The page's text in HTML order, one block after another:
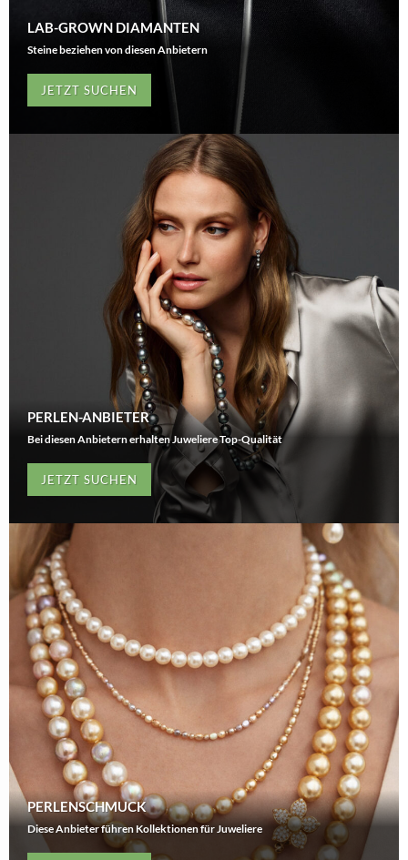
LAB-GROWN DIAMANTEN
Steine beziehen von diesen Anbietern
JETZT SUCHEN
PERLEN-ANBIETER
Bei diesen Anbietern erhalten Juweliere Top-Qualität
JETZT SUCHEN
PERLENSCHMUCK
Diese Anbieter führen Kollektionen für Juweliere